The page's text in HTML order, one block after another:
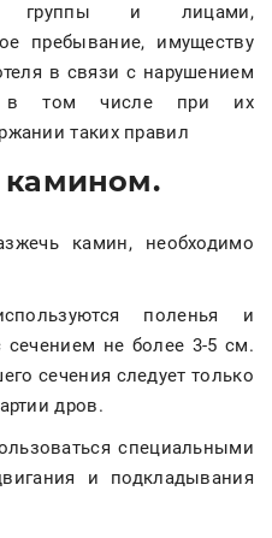
группы и лицами,
пребывание, имуществу
в связи с нарушением
в том числе при их
таких правил
камином.
камин, необходимо
поленья и
не более 3-5 см.
сечения следует только
дров.
специальными
и подкладывания